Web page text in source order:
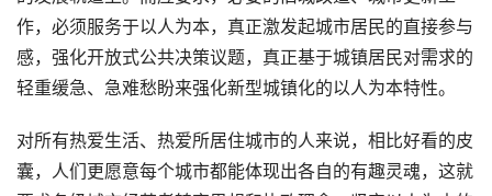
作，必须服务于以人为本，真正激发起城市居民的直接参与
感，强化开放式公共决策议题，真正基于城镇居民对需求的
轻重缓急、急难愁盼来强化新型城镇化的以人为本特性。
对所有热爱生活、热爱所居住城市的人来说，相比好看的皮
囊，人们更愿意每个城市都能体现出各自的有趣灵魂，这就